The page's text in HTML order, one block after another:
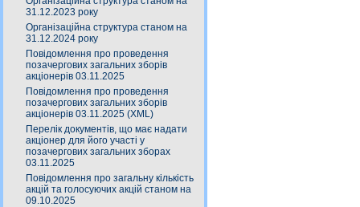
31.12.2023 року
Організаційна структура станом на
31.12.2024 року
Повідомлення про проведення
позачергових загальних зборів
акціонерів 03.11.2025
Повідомлення про проведення
позачергових загальних зборів
акціонерів 03.11.2025 (XML)
Перелік документів, що має надати
акціонер для його участі у
позачергових загальних зборах
03.11.2025
Повідомлення про загальну кількість
акцій та голосуючих акцій станом на
09.10.2025